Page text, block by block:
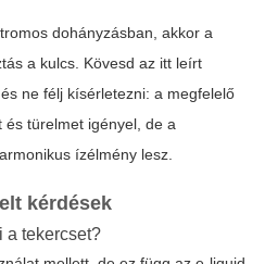
dohányzásban, akkor a
a kulcs. Kövesd az itt leírt
ne félj kísérletezni: a megfelelő
és türelmet igényel, de a
ízélmény lesz.
kérdések
a tekercset?